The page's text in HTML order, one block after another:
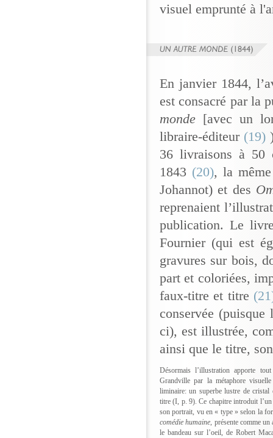
visuel emprunté à
En janvier 1844,
est consacré par la
monde [avec un
libraire-éditeur(19)
36 livraisons à 50
1843 (20), la
Johannot) et des
reprenaient
publication. Le
Fournier (qui est
gravures sur bois,
part et coloriées,
faux-titre et titre
conservée (puisque
ci), est illustrée,
ainsi que le titre,
Désormais l’illustration apporte
Grandville par la métaphore
liminaire: un superbe lustre de
titre (I, p. 9). Ce chapitre introduit
son portrait, vu en « type » selon la
comédie humaine, présente comme un
le bandeau sur l’oeil, de Robert